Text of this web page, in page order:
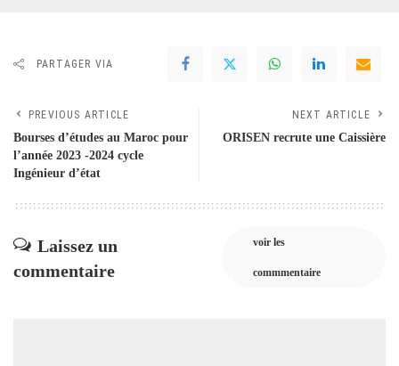
PARTAGER VIA
PREVIOUS ARTICLE
Bourses d’études au Maroc pour
l’année 2023 -2024 cycle
Ingénieur d’état
NEXT ARTICLE
ORISEN recrute une Caissière
Laissez un
commentaire
voir les
commmentaire